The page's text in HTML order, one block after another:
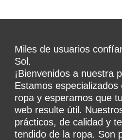
Miles de usuarios
Sol.
¡Bienvenidos a nuestra
Estamos
ropa y esperamos que
web resulte útil.
prácticos, de calidad y
tendido de la ropa. Son